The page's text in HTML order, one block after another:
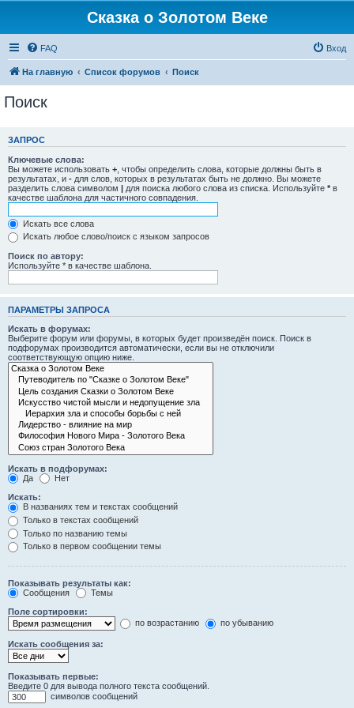
Сказка о Золотом Веке
FAQ Вход
На главную Список форумов Поиск
Поиск
ЗАПРОС
Ключевые слова:
Вы можете использовать + , чтобы определить слова, которые должны быть в
результатах, и - для слов, которых в результатах быть не должно. Вы можете
разделить слова символом | для поиска любого слова из списка. Используйте * в
качестве шаблона для частичного совпадения.
Искать все слова
Искать любое слово/поиск с языком запросов
Поиск по автору:
Используйте * в качестве шаблона.
ПАРАМЕТРЫ ЗАПРОСА
Искать в форумах:
Выберите форум или форумы, в которых будет произведён поиск. Поиск в
подфорумах производится автоматически, если вы не отключили
соответствующую опцию ниже.
Искать в подфорумах:
Да
Нет
Искать:
В названиях тем и текстах сообщений
Только в текстах сообщений
Только по названию темы
Только в первом сообщении темы
Показывать результаты как:
Сообщения
Темы
Поле сортировки:
по возрастанию
по убыванию
Искать сообщения за:
Показывать первые:
Введите 0 для вывода полного текста сообщений.
символов сообщений